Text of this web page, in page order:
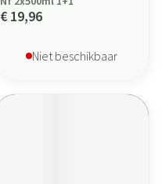
€ 19,96
Niet beschikbaar